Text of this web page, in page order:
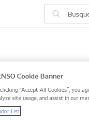
vehículo
number, or search
Cookie Banner
“Accept All Cookies”, you
site usage, and assist in our
List